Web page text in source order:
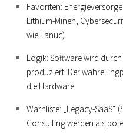
Favoriten:
Lithium-Minen,
wie Fanuc).
Logik: Software wird
produziert. Der wahre
die Hardware.
Warnliste: „Legacy-SaaS“
Consulting werden als